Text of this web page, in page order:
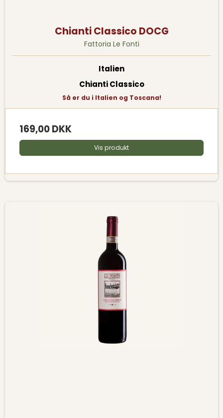
Chianti Classico DOCG
Fattoria Le Fonti
Italien
Chianti Classico
Så er du i Italien og Toscana!
169,00 DKK
Vis produkt